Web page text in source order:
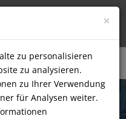
×
zu personalisieren
zu analysieren.
zu Ihrer Verwendung
für Analysen weiter.
partyservice.de